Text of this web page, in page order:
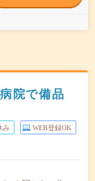
院で備品
み WEB登録OK